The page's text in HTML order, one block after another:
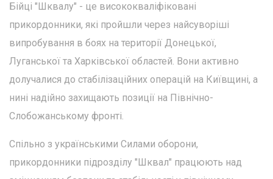
Бійці "Шквалу" - це висококваліфіковані
прикордонники, які пройшли через найсуворіші
випробування в боях на території Донецької,
Луганської та Харківської областей. Вони активно
долучалися до стабілізаційних операцій на Київщині, а
нині надійно захищають позиції на Північно-
Слобожанському фронті.
Спільно з українськими Силами оборони,
прикордонники підрозділу "Шквал" працюють над